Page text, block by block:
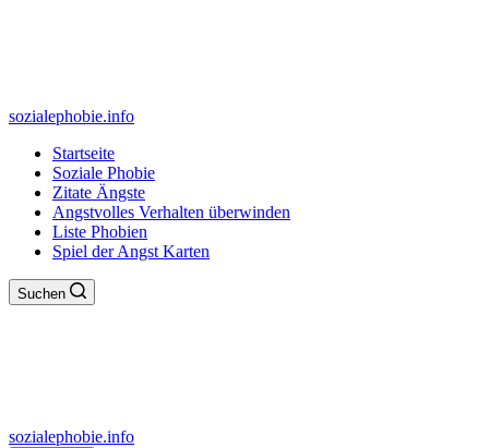
sozialephobie.info
Startseite
Soziale Phobie
Zitate Ängste
Angstvolles Verhalten überwinden
Liste Phobien
Spiel der Angst Karten
Suchen
sozialephobie.info